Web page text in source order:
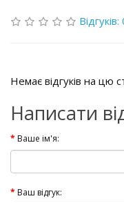
Відгуків:
Немає відгуків на цю
Написати
Ваше ім'я:
Ваш відгук: